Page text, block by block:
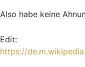
Also habe keine
Edit:
https://